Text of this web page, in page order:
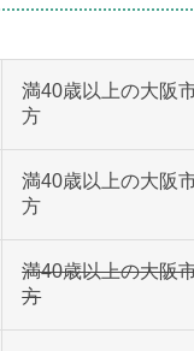
満40歳以上の大阪
方
満40歳以上の大阪
方
満40歳以上の大阪
方